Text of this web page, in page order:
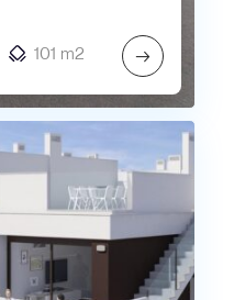
101 m2 →